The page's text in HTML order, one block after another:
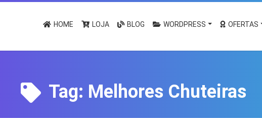
HOME LOJA BLOG WORDPRESS OFERTAS
Tag: Melhores Chuteiras